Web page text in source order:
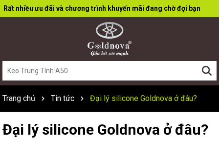
Rất nhiều ưu đãi và chương trình khuyến mãi đang chờ đợi bạn
Trang chủ Tin tức Đại lý silicone Goldnova ở đâu?
Đại lý silicone Goldnova ở đâu?